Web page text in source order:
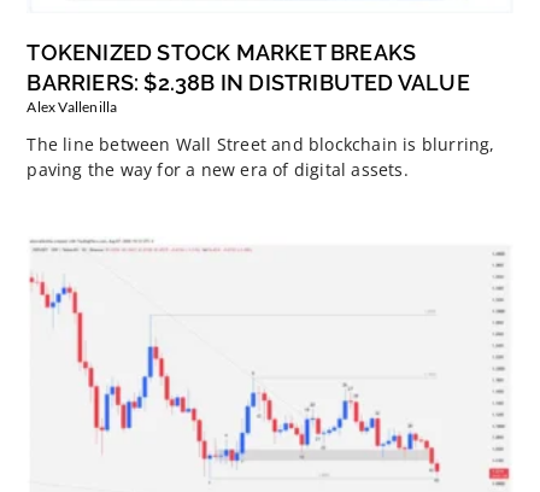
TOKENIZED STOCK MARKET BREAKS
BARRIERS: $2.38B IN DISTRIBUTED VALUE
Alex Vallenilla
The line between Wall Street and blockchain is blurring,
paving the way for a new era of digital assets.